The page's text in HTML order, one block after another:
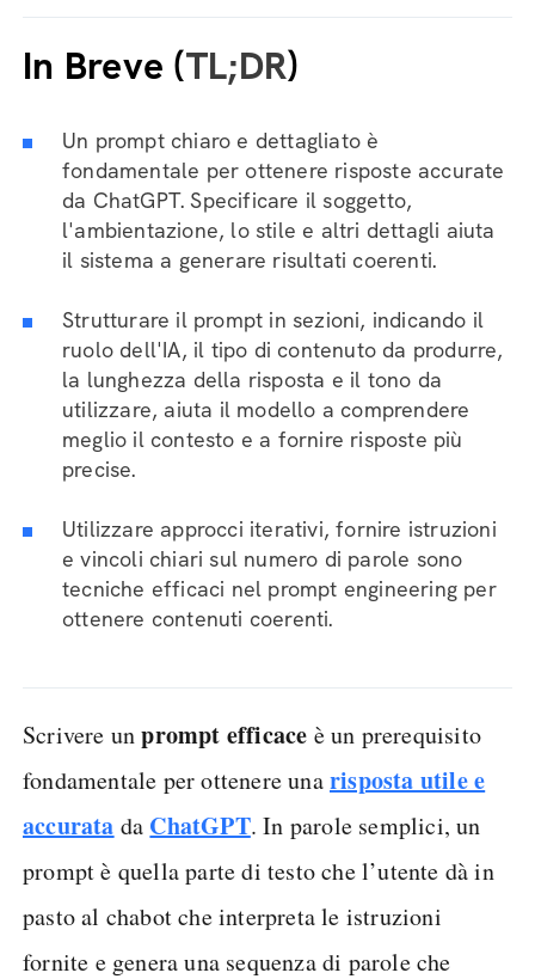
In Breve (TL;DR)
Un prompt chiaro e dettagliato è
fondamentale per ottenere risposte accurate
da ChatGPT. Specificare il soggetto,
l'ambientazione, lo stile e altri dettagli aiuta
il sistema a generare risultati coerenti.
Strutturare il prompt in sezioni, indicando il
ruolo dell'IA, il tipo di contenuto da produrre,
la lunghezza della risposta e il tono da
utilizzare, aiuta il modello a comprendere
meglio il contesto e a fornire risposte più
precise.
Utilizzare approcci iterativi, fornire istruzioni
e vincoli chiari sul numero di parole sono
tecniche efficaci nel prompt engineering per
ottenere contenuti coerenti.
Scrivere unprompt efficace è un prerequisito
fondamentale per ottenere unarisposta utile e
accurata da ChatGPT. In parole semplici, un
prompt è quella parte di testo che l’utente dà in
pasto al chabot che interpreta le istruzioni
fornite e genera una sequenza di parole che